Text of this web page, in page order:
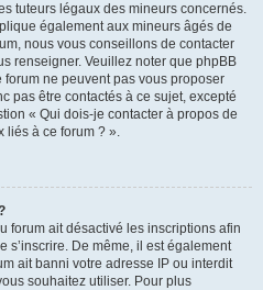
tuteurs légaux des mineurs concernés.
également aux mineurs âgés de
nous vous conseillons de contacter
renseigner. Veuillez noter que phpBB
ne peuvent pas vous proposer
pas être contactés à ce sujet, excepté
« Qui dois-je contacter à propos de
liés à ce forum ? ».
forum ait désactivé les inscriptions afin
s’inscrire. De même, il est également
ait banni votre adresse IP ou interdit
souhaitez utiliser. Pour plus